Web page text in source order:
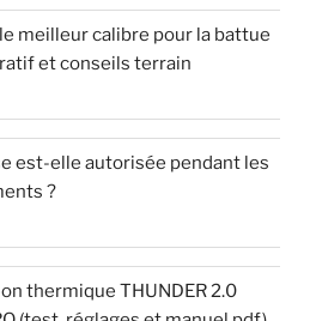
meilleur calibre pour la battue
et conseils terrain
est-elle autorisée pendant les
?
thermique THUNDER 2.0